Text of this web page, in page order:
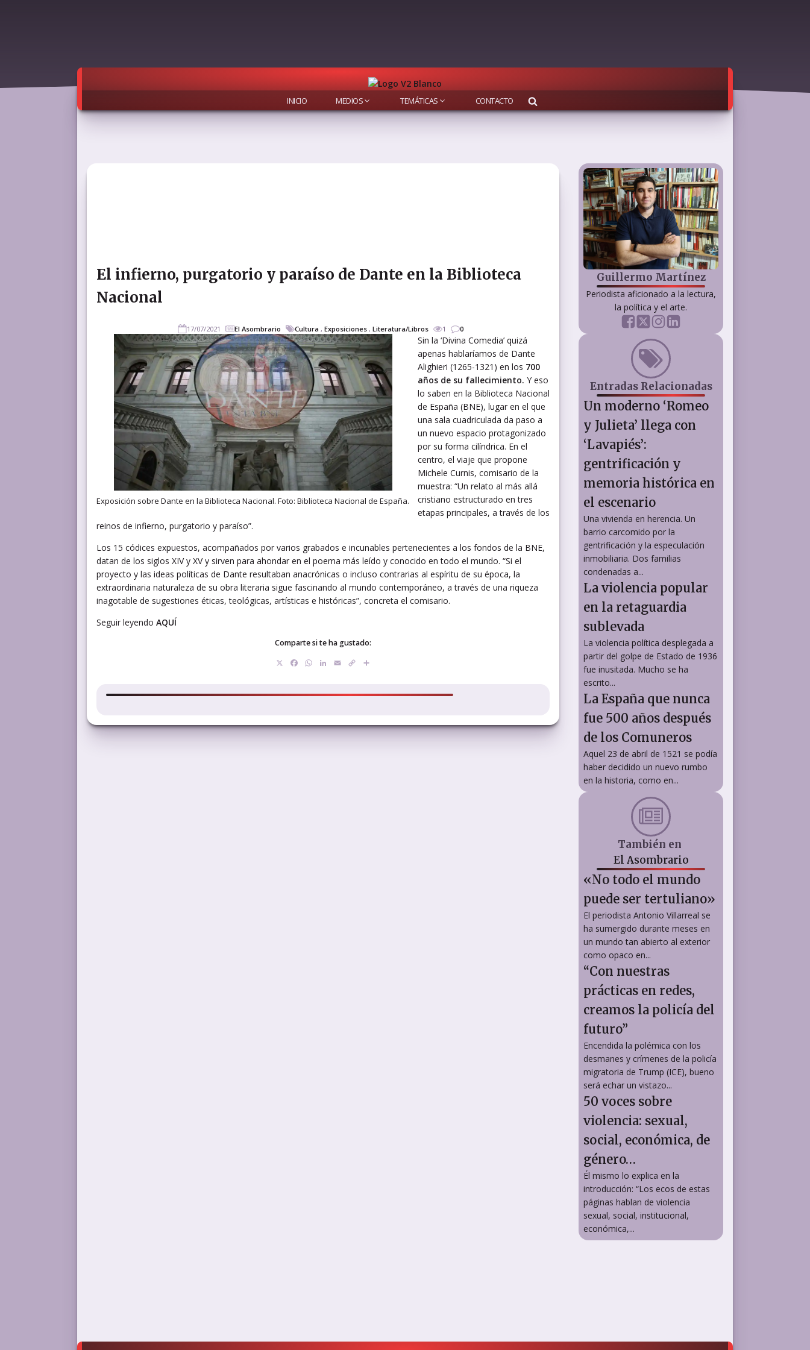
INICIO MEDIOS TEMÁTICAS CONTACTO
El infierno, purgatorio y paraíso de Dante en la Biblioteca
Nacional
17/07/2021 El Asombrario Cultura , Exposiciones , Literatura/Libros 1 0
Exposición sobre Dante en la Biblioteca Nacional. Foto: Biblioteca Nacional de España.
Sin la ‘Divina Comedia’ quizá
apenas hablaríamos de Dante
Alighieri (1265-1321) en los 700
años de su fallecimiento. Y eso
lo saben en la Biblioteca Nacional
de España (BNE), lugar en el que
una sala cuadriculada da paso a
un nuevo espacio protagonizado
por su forma cilíndrica. En el
centro, el viaje que propone
Michele Curnis, comisario de la
muestra: “Un relato al más allá
cristiano estructurado en tres
etapas principales, a través de los
reinos de infierno, purgatorio y paraíso”.
Los 15 códices expuestos, acompañados por varios grabados e incunables pertenecientes a los fondos de la BNE,
datan de los siglos XIV y XV y sirven para ahondar en el poema más leído y conocido en todo el mundo. “Si el
proyecto y las ideas políticas de Dante resultaban anacrónicas o incluso contrarias al espíritu de su época, la
extraordinaria naturaleza de su obra literaria sigue fascinando al mundo contemporáneo, a través de una riqueza
inagotable de sugestiones éticas, teológicas, artísticas e históricas”, concreta el comisario.
Seguir leyendo AQUÍ
Comparte si te ha gustado:
Facebook
WhatsApp
LinkedIn
EmailCopy
Guillermo Martínez
Periodista aficionado a la lectura,
la política y el arte.
Entradas Relacionadas
Un moderno ‘Romeo
y Julieta’ llega con
‘Lavapiés’:
gentrificación y
memoria histórica en
el escenario
Una vivienda en herencia. Un
barrio carcomido por la
gentrificación y la especulación
inmobiliaria. Dos familias
condenadas a...
La violencia popular
en la retaguardia
sublevada
La violencia política desplegada a
partir del golpe de Estado de 1936
fue inusitada. Mucho se ha
escrito...
La España que nunca
fue 500 años después
de los Comuneros
Aquel 23 de abril de 1521 se podía
haber decidido un nuevo rumbo
en la historia, como en...
También en
El Asombrario
«No todo el mundo
puede ser tertuliano»
El periodista Antonio Villarreal se
ha sumergido durante meses en
un mundo tan abierto al exterior
como opaco en...
“Con nuestras
prácticas en redes,
creamos la policía del
futuro”
Encendida la polémica con los
desmanes y crímenes de la policía
migratoria de Trump (ICE), bueno
será echar un vistazo...
50 voces sobre
violencia: sexual,
social, económica, de
género…
Él mismo lo explica en la
introducción: “Los ecos de estas
páginas hablan de violencia
sexual, social, institucional,
económica,...